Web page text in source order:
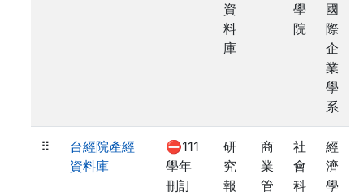
資
料
庫
學
院
國
際
企
業
學
系
⠿
台經院產經
資料庫
⛔111
學年
刪訂
研
究
報
商
業
管
社
會
科
經
濟
學